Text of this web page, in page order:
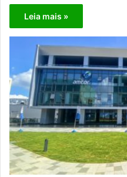
Leia mais »